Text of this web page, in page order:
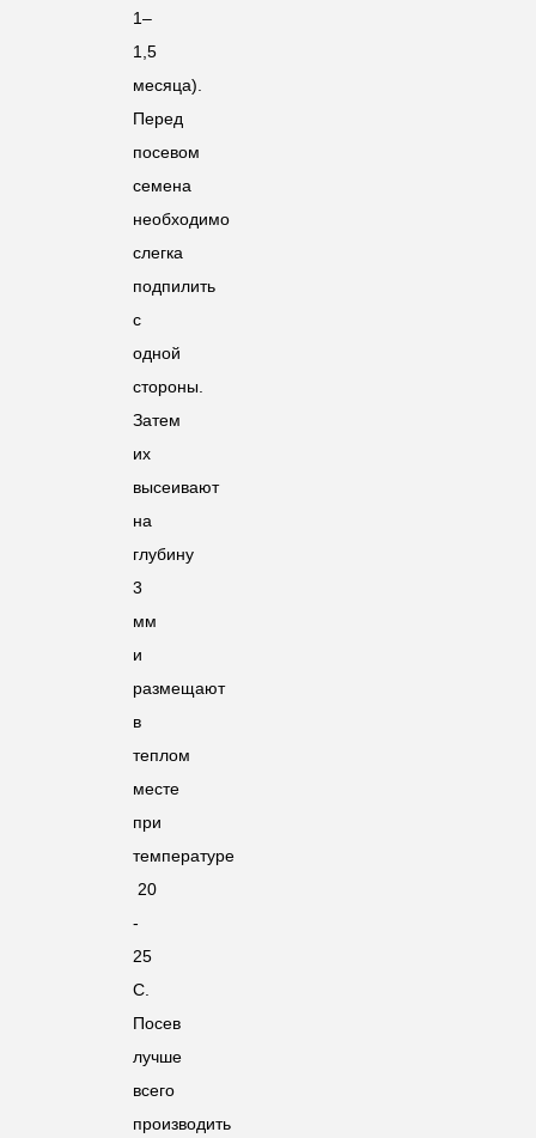
1–
1,5
месяца).
Перед
посевом
семена
необходимо
слегка
подпилить
с
одной
стороны.
Затем
их
высеивают
на
глубину
3
мм
и
размещают
в
теплом
месте
при
температуре
20
-
25
С.
Посев
лучше
всего
производить